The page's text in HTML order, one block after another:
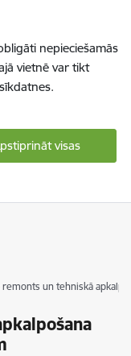
nepieciešamās
vietnē var tikt
visas
un tehniskā